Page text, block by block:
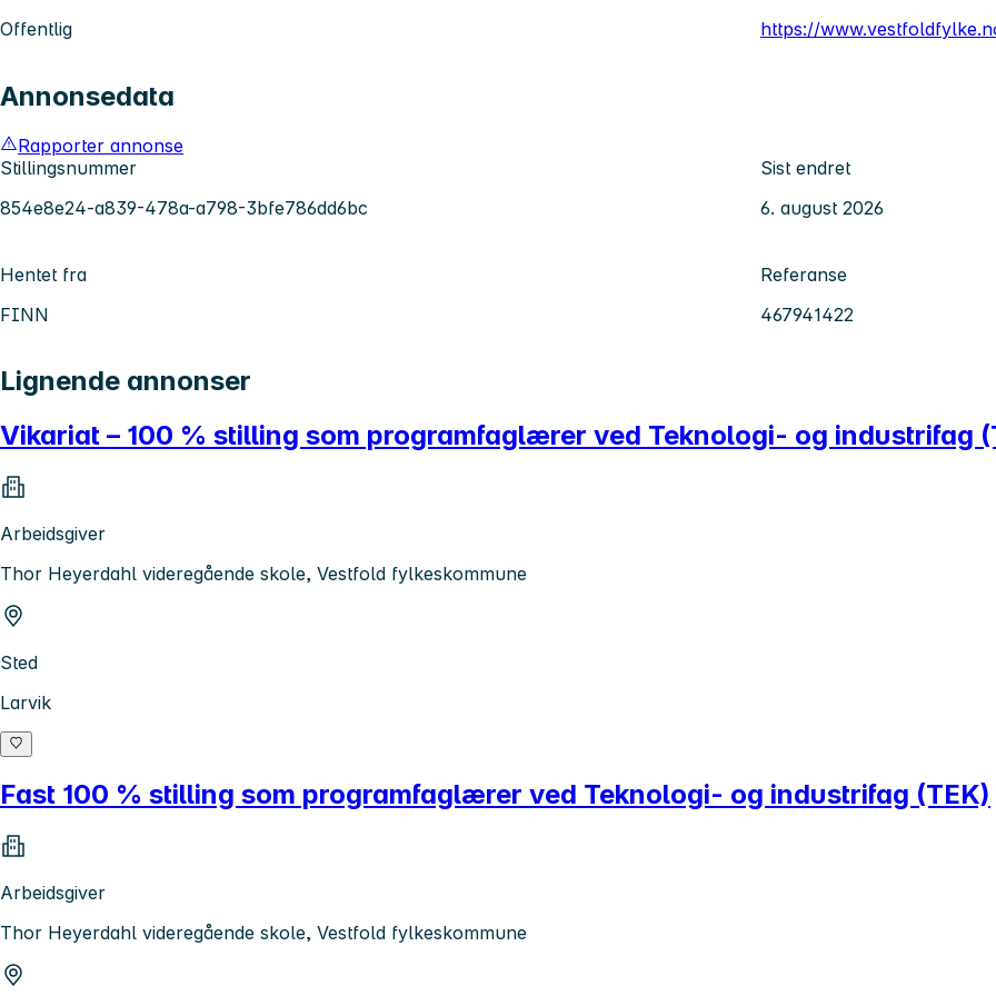
Offentlig
https://
Annonsedata
Rapporter annonse
Stillingsnummer
854e8e24-a839-478a-a798-3bfe786dd6bc
Sist endret
6. august 2026
Hentet fra
FINN
Referanse
467941422
Lignende annonser
Vikariat – 100 % stilling som programfaglærer ved Teknologi- og industrifag
Arbeidsgiver
Thor Heyerdahl videregående skole, Vestfold fylkeskommune
Sted
Larvik
Fast 100 % stilling som programfaglærer ved Teknologi- og industrifag (TEK)
Arbeidsgiver
Thor Heyerdahl videregående skole, Vestfold fylkeskommune